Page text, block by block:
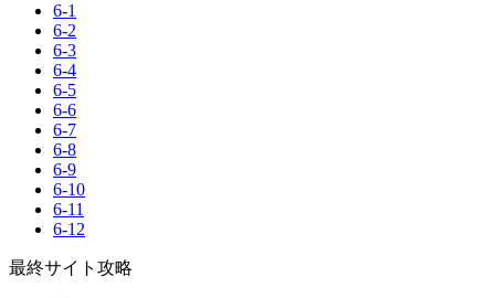
6-1
6-2
6-3
6-4
6-5
6-6
6-7
6-8
6-9
6-10
6-11
6-12
最終サイト攻略